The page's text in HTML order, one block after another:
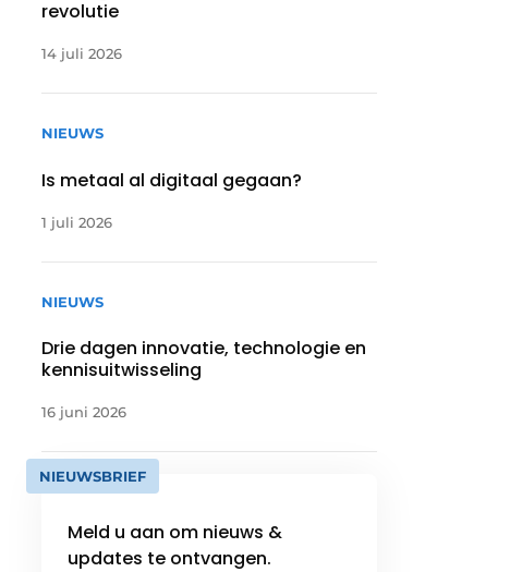
revolutie
14 juli 2026
NIEUWS
Is metaal al digitaal gegaan?
1 juli 2026
NIEUWS
Drie dagen innovatie, technologie en
kennisuitwisseling
16 juni 2026
NIEUWSBRIEF
Meld u aan om nieuws &
updates te ontvangen.